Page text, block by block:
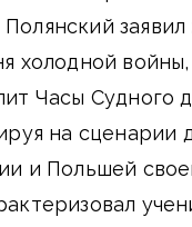
заявил
холодной
Часы Судного
на
и Польшей